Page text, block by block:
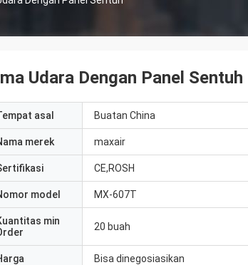
Udara Dengan Panel Sentuh
asal Buatan China
merek maxair
CE,ROSH
model MX-607T
min
20 buah
Bisa dinegosiasikan